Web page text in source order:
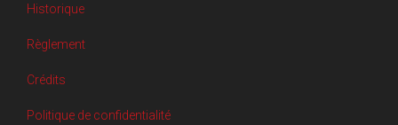
Historique
Règlement
Crédits
Politique de confidentialité